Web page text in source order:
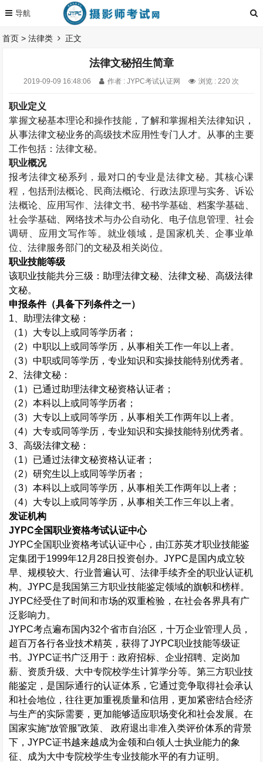
首页 >法律类 正文
法律文秘招生简章
2019-09-09 16:48:06 作者 : JYPC考试认证网 浏览 : 220 次
职业定义
掌握文秘基本理论和操作技能，了解和掌握相关法律知识，
从事法律文秘业务的高级技术应用性专门人才。从事的主要
工作包括：法律文秘。
职业概况
报考法律文秘系列，最对口的专业是法律文秘。其核心课
程，包括刑法概论、民商法概论、行政法原理与实务、诉讼
法概论、应用写作、法律文书、秘书学基础、档案学基础、
社会学基础、网络技术与办公自动化、电子信息管理、社会
调研、应用文写作等。就业领域，是国家机关、企事业单
位、法律服务部门的文秘及相关岗位。
职业技能等级
该职业技能共分三级：助理法律文秘、法律文秘、高级法律
文秘。
申报条件（具备下列条件之一）
1 、助理法律文秘：
（1）大专以上或同等学历者；
（2）中职以上或同等学历，从事相关工作一年以上者。
（3）中职或同等学历，专业知识和实操技能特别优秀者。
2 、法律文秘：
（1）已通过助理法律文秘资格认证者；
（2）本科以上或同等学历者；
（3）大专以上或同等学历，从事相关工作两年以上者。
（4）大专或同等学历，专业知识和实操技能特别优秀者。
3 、高级法律文秘：
（1）已通过法律文秘资格认证者；
（2）研究生以上或同等学历者；
（3）本科以上或同等学历，从事相关工作两年以上者；
（4）大专以上或同等学历，从事相关工作三年以上者。
发证机构
JYPC全国职业资格考试认证中心
JYPC全国职业资格考试认证中心，由江苏英才职业技能鉴
定集团于1999年12 月 28日投资创办。JYPC是国内成立较
早、规模较大、行业普遍认可、法律手续齐全的职业认证机
构。JYPC是我国第三方职业技能鉴定领域的旗帜和榜样。
JYPC经受住了时间和市场的双重检验，在社会各界具有广
泛影响力。
JYPC考点遍布国内32个省市自治区，十万企业管理人员，
超百万各行各业技术精英，获得了JYPC职业技能等级证
书。JYPC证书广泛用于：政府招标、企业招聘、定岗加
薪、资质升级、大中专院校学生计算学分等。第三方职业技
能鉴定，是国际通行的认证体系，它通过竞争取得社会承认
和社会地位，往往更加重视质量和信用，更加紧密结合经济
与生产的实际需要，更加能够适应职场变化和社会发展。在
国家实施“放管服”政策、 政府退出非准入类评价体系的背景
下，JYPC证书越来越成为金领和白领人士执业能力的象
征、成为大中专院校学生专业技能水平的有力证明。